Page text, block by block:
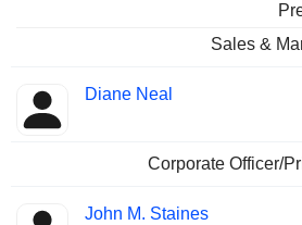
Sales &
Diane Neal
Corporate Officer/
John M. Staines